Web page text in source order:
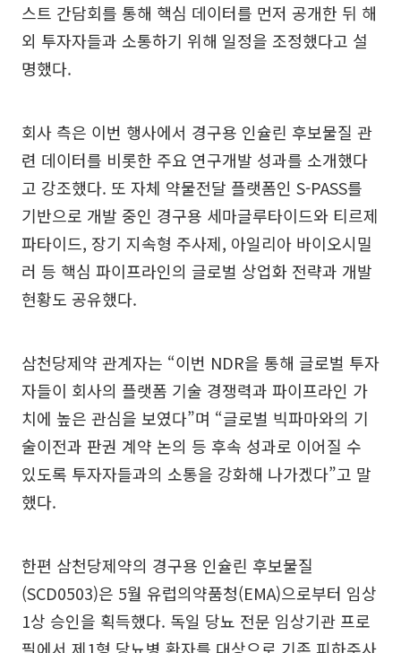
스트 간담회를 통해 핵심 데이터를 먼저 공개한 뒤 해
외 투자자들과 소통하기 위해 일정을 조정했다고 설
명했다.
회사 측은 이번 행사에서 경구용 인슐린 후보물질 관
련 데이터를 비롯한 주요 연구개발 성과를 소개했다
고 강조했다. 또 자체 약물전달 플랫폼인 S-PASS를
기반으로 개발 중인 경구용 세마글루타이드와 티르제
파타이드, 장기 지속형 주사제, 아일리아 바이오시밀
러 등 핵심 파이프라인의 글로벌 상업화 전략과 개발
현황도 공유했다.
삼천당제약 관계자는 “이번 NDR을 통해 글로벌 투자
자들이 회사의 플랫폼 기술 경쟁력과 파이프라인 가
치에 높은 관심을 보였다”며 “글로벌 빅파마와의 기
술이전과 판권 계약 논의 등 후속 성과로 이어질 수
있도록 투자자들과의 소통을 강화해 나가겠다”고 말
했다.
한편 삼천당제약의 경구용 인슐린 후보물질
(SCD0503)은 5월 유럽의약품청(EMA)으로부터 임상
1상 승인을 획득했다. 독일 당뇨 전문 임상기관 프로